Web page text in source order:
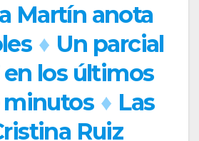
Martín anota
♦ Un parcial
en los últimos
♦ Las
Ruiz